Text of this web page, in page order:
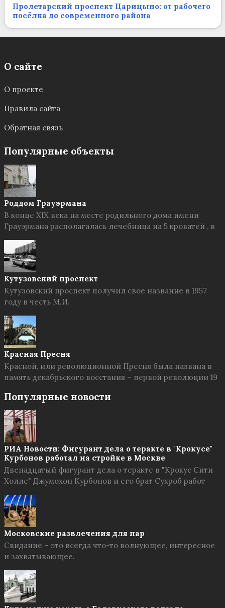
Пролетарский проспект Царицыно: от рабочего
посёлка до современного района
О сайте
О проекте
Правила сайта
Обратная связь
Популярные объекты
Роддом Грауэрмана
В конце XIX века на месте родильного дома имени
Грауэрмана располагалась лечебница на 5 кроватей , в
Кутузовский проспект
Кутузовский проспект получил свое название в 1957
году в честь М.И.
Красная Пресня
Красной, или революционной Пресня была названа в
память декабрьского восстания – первой революции 19
Популярные новости
РИА Новости: Фигурант дела о теракте в "Крокусе"
Курбонов работал на стройке в Москве
Двенадцатый фигурант дела о теракте в "Крокус Сити
Холле" Джумохон Курбонов и его брат Сухроб работ
Московские развлечения для пар
Свидание – это всегда что-то волнующее, интересное
и захватывающее.